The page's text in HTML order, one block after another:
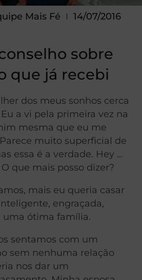
Mais Fé 14/07/2016
sobre
que já recebi
dos meus sonhos cerca
a vi pela primeira vez na
mesma que eu me
muito superficial de
essa é a verdade. Hey …
que mais posso dizer?
mais eu queria casar
engraçada,
uma ótima família.
sentamos com um
sem nenhuma relação
nos dar um